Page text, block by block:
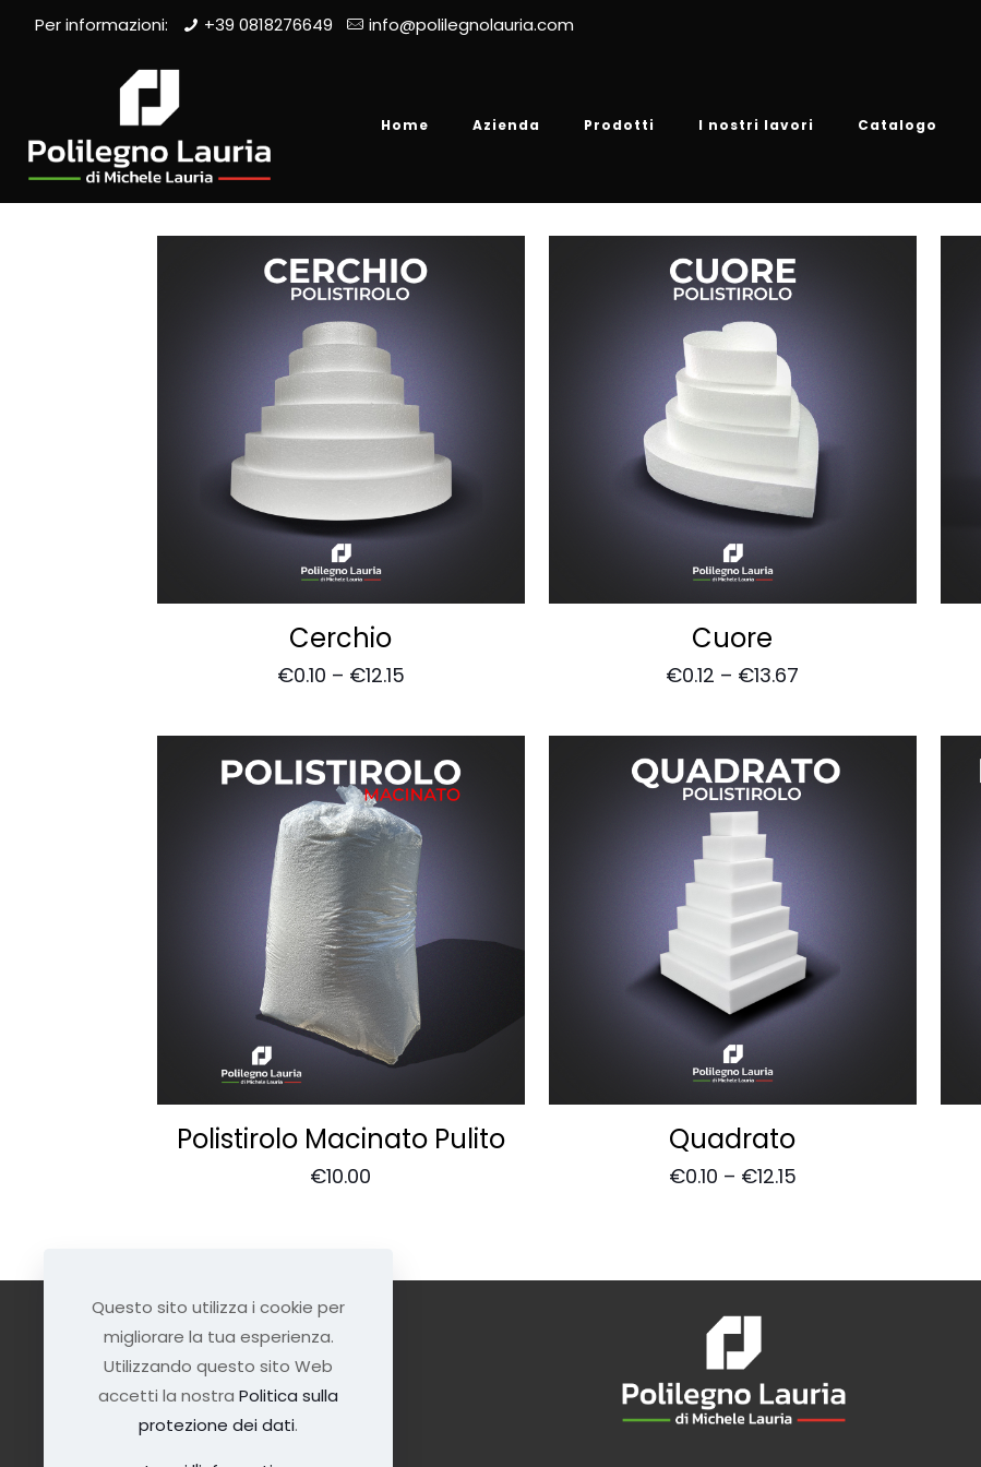
Per informazioni: +39 0818276649 info@polilegnolauria.com
Home Azienda Prodotti I nostri lavori Catalogo
Cerchio
€0.10 – €12.15
Cuore
€0.12 – €13.67
Polistirolo Macinato Pulito
€10.00
Quadrato
€0.10 – €12.15
Questo sito utilizza i cookie per
migliorare la tua esperienza.
Utilizzando questo sito Web
accetti la nostra Politica sulla
protezione dei dati.